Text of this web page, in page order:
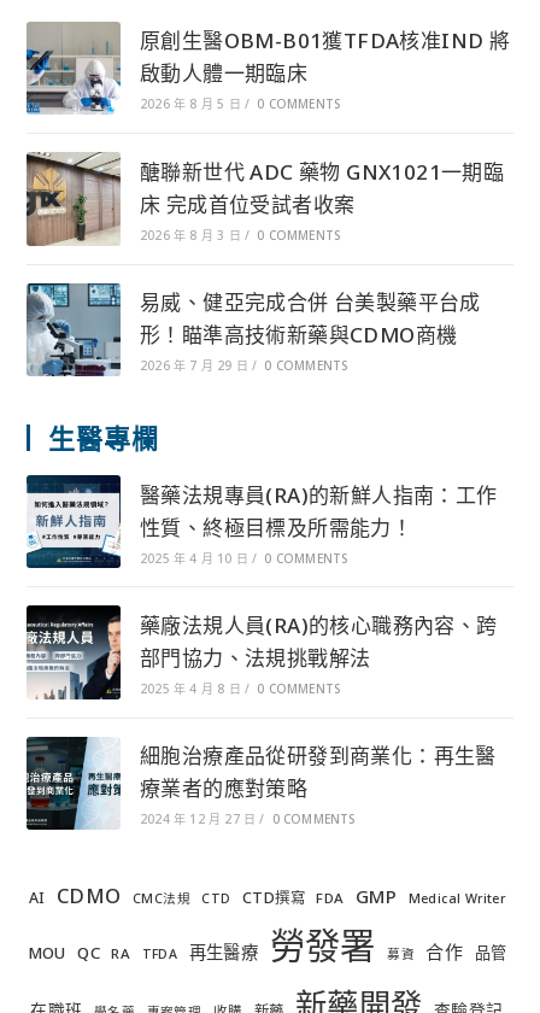
原創生醫OBM-B01獲TFDA核准IND 將
啟動人體一期臨床
2026 年 8 月 5 日 / 0 COMMENTS
醣聯新世代 ADC 藥物 GNX1021一期臨
床 完成首位受試者收案
2026 年 8 月 3 日 / 0 COMMENTS
易威、健亞完成合併 台美製藥平台成
形！瞄準高技術新藥與CDMO商機
2026 年 7 月 29 日 / 0 COMMENTS
生醫專欄
醫藥法規專員(RA)的新鮮人指南：工作
性質、終極目標及所需能力！
2025 年 4 月 10 日 / 0 COMMENTS
藥廠法規人員(RA)的核心職務內容、跨
部門協力、法規挑戰解法
2025 年 4 月 8 日 / 0 COMMENTS
細胞治療產品從研發到商業化：再生醫
療業者的應對策略
2024 年 12 月 27 日 / 0 COMMENTS
AI CDMO CMC法規 CTD CTD撰寫 FDA GMP Medical Writer
MOU QC RA TFDA 再生醫療 勞發署 募資 合作 品管